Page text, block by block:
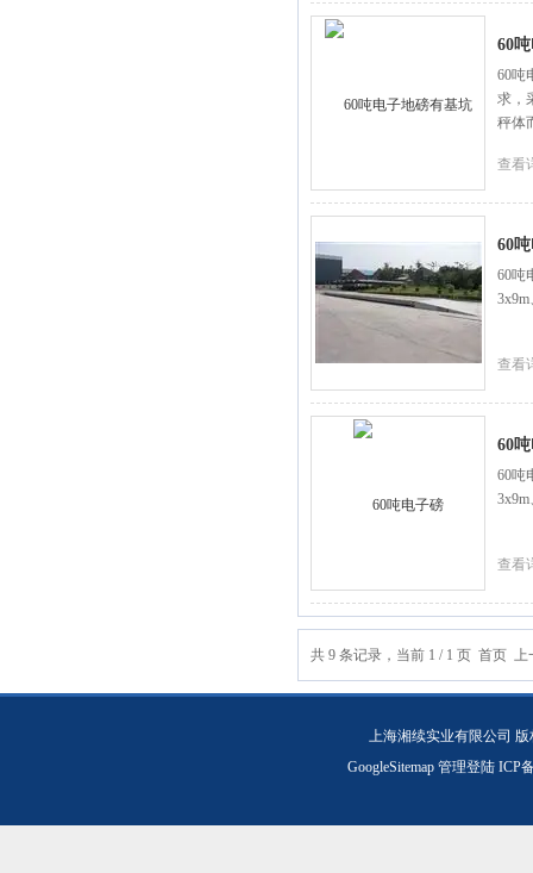
60
60吨
求，
秤体
查看
60
60吨
查看
60
60吨
查看
共 9 条记录，当前 1 / 1 页 首页
上海湘续实业有限公司
GoogleSitemap 管理登陆ICP